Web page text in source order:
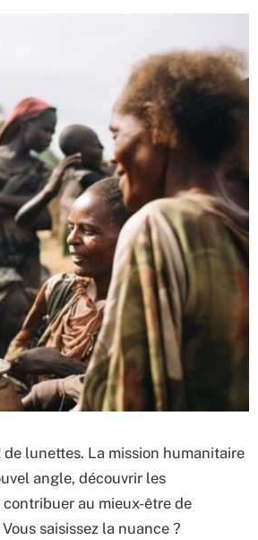
lunettes. La mission humanitaire
angle, découvrir les
au mieux-être de
saisissez la nuance ?